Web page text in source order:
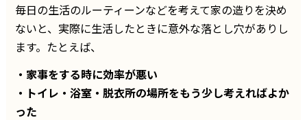
毎日の生活のルーティーンなどを考えて家の造りを決め
ないと、実際に生活したときに意外な落とし穴がありし
ます。たとえば、
・家事をする時に効率が悪い
・トイレ・浴室・脱衣所の場所をもう少し考えればよか
った